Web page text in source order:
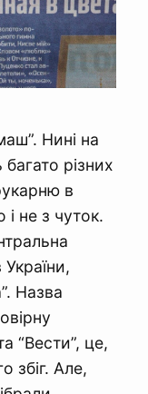
Нині на
різних
в
і не з чуток.
Назва
“Вести”, це,
збіг. Але,